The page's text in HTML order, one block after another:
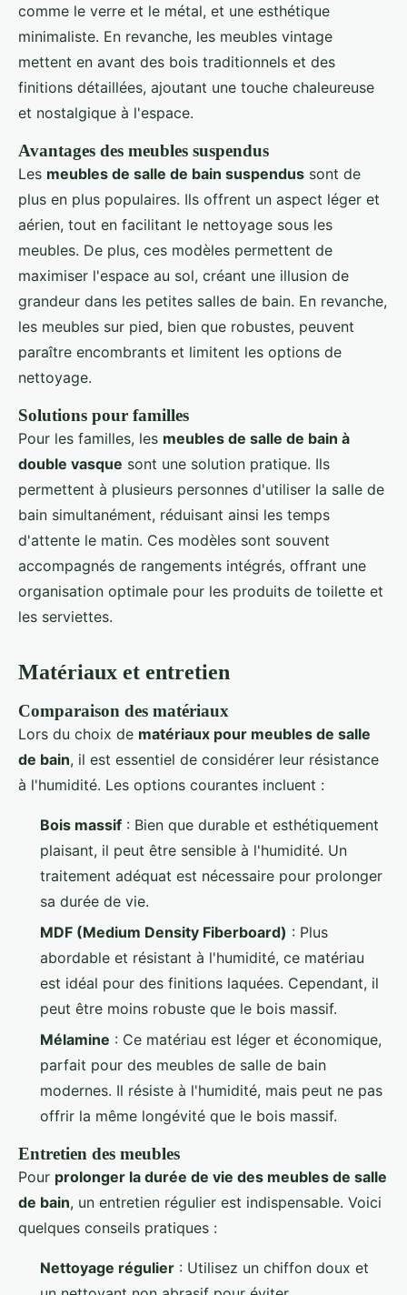
comme le verre et le métal, et une esthétique
minimaliste. En revanche, les meubles vintage
mettent en avant des bois traditionnels et des
finitions détaillées, ajoutant une touche chaleureuse
et nostalgique à l'espace.
Avantages des meubles suspendus
Les meubles de salle de bain suspendus sont de
plus en plus populaires. Ils offrent un aspect léger et
aérien, tout en facilitant le nettoyage sous les
meubles. De plus, ces modèles permettent de
maximiser l'espace au sol, créant une illusion de
grandeur dans les petites salles de bain. En revanche,
les meubles sur pied, bien que robustes, peuvent
paraître encombrants et limitent les options de
nettoyage.
Solutions pour familles
Pour les familles, les meubles de salle de bain à
double vasque sont une solution pratique. Ils
permettent à plusieurs personnes d'utiliser la salle de
bain simultanément, réduisant ainsi les temps
d'attente le matin. Ces modèles sont souvent
accompagnés de rangements intégrés, offrant une
organisation optimale pour les produits de toilette et
les serviettes.
Matériaux et entretien
Comparaison des matériaux
Lors du choix de matériaux pour meubles de salle
de bain, il est essentiel de considérer leur résistance
à l'humidité. Les options courantes incluent :
Bois massif : Bien que durable et esthétiquement
plaisant, il peut être sensible à l'humidité. Un
traitement adéquat est nécessaire pour prolonger
sa durée de vie.
MDF (Medium Density Fiberboard) : Plus
abordable et résistant à l'humidité, ce matériau
est idéal pour des finitions laquées. Cependant, il
peut être moins robuste que le bois massif.
Mélamine : Ce matériau est léger et économique,
parfait pour des meubles de salle de bain
modernes. Il résiste à l'humidité, mais peut ne pas
offrir la même longévité que le bois massif.
Entretien des meubles
Pour prolonger la durée de vie des meubles de salle
de bain, un entretien régulier est indispensable. Voici
quelques conseils pratiques :
Nettoyage régulier : Utilisez un chiffon doux et